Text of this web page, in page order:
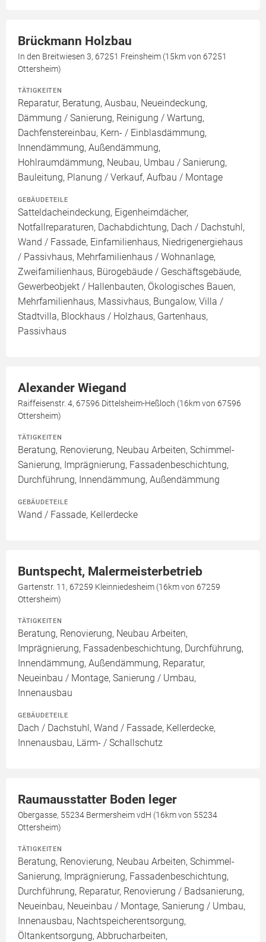
Brückmann Holzbau
In den Breitwiesen 3, 67251 Freinsheim (15km von 67251
Ottersheim)
TÄTIGKEITEN
Reparatur, Beratung, Ausbau, Neueindeckung,
Dämmung / Sanierung, Reinigung / Wartung,
Dachfenstereinbau, Kern- / Einblasdämmung,
Innendämmung, Außendämmung,
Hohlraumdämmung, Neubau, Umbau / Sanierung,
Bauleitung, Planung / Verkauf, Aufbau / Montage
GEBÄUDETEILE
Satteldacheindeckung, Eigenheimdächer,
Notfallreparaturen, Dachabdichtung, Dach / Dachstuhl,
Wand / Fassade, Einfamilienhaus, Niedrigenergiehaus
/ Passivhaus, Mehrfamilienhaus / Wohnanlage,
Zweifamilienhaus, Bürogebäude / Geschäftsgebäude,
Gewerbeobjekt / Hallenbauten, Ökologisches Bauen,
Mehrfamilienhaus, Massivhaus, Bungalow, Villa /
Stadtvilla, Blockhaus / Holzhaus, Gartenhaus,
Passivhaus
Alexander Wiegand
Raiffeisenstr. 4, 67596 Dittelsheim-Heßloch (16km von 67596
Ottersheim)
TÄTIGKEITEN
Beratung, Renovierung, Neubau Arbeiten, Schimmel-
Sanierung, Imprägnierung, Fassadenbeschichtung,
Durchführung, Innendämmung, Außendämmung
GEBÄUDETEILE
Wand / Fassade, Kellerdecke
Buntspecht, Malermeisterbetrieb
Gartenstr. 11, 67259 Kleinniedesheim (16km von 67259
Ottersheim)
TÄTIGKEITEN
Beratung, Renovierung, Neubau Arbeiten,
Imprägnierung, Fassadenbeschichtung, Durchführung,
Innendämmung, Außendämmung, Reparatur,
Neueinbau / Montage, Sanierung / Umbau,
Innenausbau
GEBÄUDETEILE
Dach / Dachstuhl, Wand / Fassade, Kellerdecke,
Innenausbau, Lärm- / Schallschutz
Raumausstatter Boden leger
Obergasse, 55234 Bermersheim vdH (16km von 55234
Ottersheim)
TÄTIGKEITEN
Beratung, Renovierung, Neubau Arbeiten, Schimmel-
Sanierung, Imprägnierung, Fassadenbeschichtung,
Durchführung, Reparatur, Renovierung / Badsanierung,
Neueinbau, Neueinbau / Montage, Sanierung / Umbau,
Innenausbau, Nachtspeicherentsorgung,
Öltankentsorgung, Abbrucharbeiten,